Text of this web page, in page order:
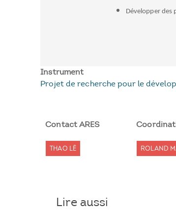
Développer des
Instrument
Projet de recherche pour le
Contact ARES
THAO LÊ ROLAND
Lire aussi